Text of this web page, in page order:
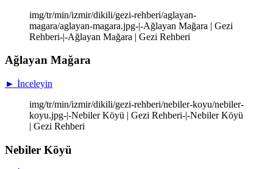
img/tr/min/izmir/dikili/gezi-rehberi/aglayan-
magara/aglayan-magara.jpg-|-Ağlayan Mağara | Gezi
Rehberi-|-Ağlayan Mağara | Gezi Rehberi
Ağlayan Mağara
► İnceleyin
img/tr/min/izmir/dikili/gezi-rehberi/nebiler-koyu/nebiler-
koyu.jpg-|-Nebiler Köyü | Gezi Rehberi-|-Nebiler Köyü
| Gezi Rehberi
Nebiler Köyü